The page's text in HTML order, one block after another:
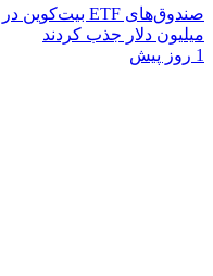
میلیون دلار جذب کردند
1 روز پیش